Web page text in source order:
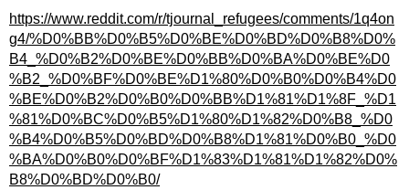
https://www.reddit.com/r/tjournal_refugees/comments/1q4on
g4/%D0%BB%D0%B5%D0%BE%D0%BD%D0%B8%D0%
B4_%D0%B2%D0%BE%D0%BB%D0%BA%D0%BE%D0
%B2_%D0%BF%D0%BE%D1%80%D0%B0%D0%B4%D0
%BE%D0%B2%D0%B0%D0%BB%D1%81%D1%8F_%D1
%81%D0%BC%D0%B5%D1%80%D1%82%D0%B8_%D0
%B4%D0%B5%D0%BD%D0%B8%D1%81%D0%B0_%D0
%BA%D0%B0%D0%BF%D1%83%D1%81%D1%82%D0%
B8%D0%BD%D0%B0/